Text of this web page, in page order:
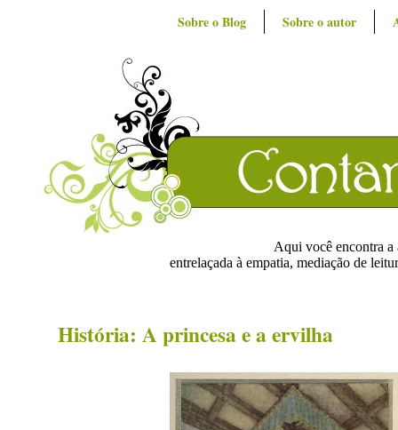
Sobre o Blog Sobre o autor
Aqui você encontra
entrelaçada à empatia, mediação de
História: A princesa e a ervilha